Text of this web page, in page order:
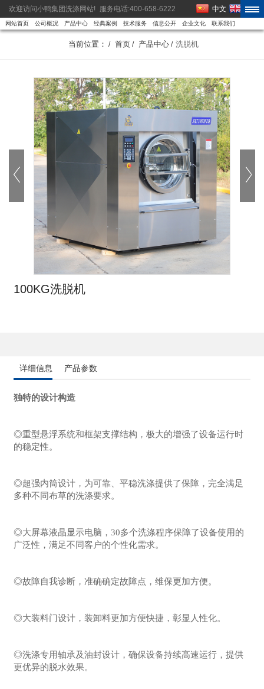
欢迎访问小鸭集团洗涤网站! 中文 EN
服务电话:400-658-6222
网站首页 公司概况 产品中心 经典案例 技术服务 信息公开 企业文化 联系我们
当前位置： / 首页 / 产品中心 / 洗脱机
100KG洗脱机
详细信息 产品参数
独特的设计构造
◎重型悬浮系统和框架支撑结构，极大的增强了设备运行时
的稳定性。
◎超强内筒设计，为可靠、平稳洗涤提供了保障，完全满足
多种不同布草的洗涤要求。
◎大屏幕液晶显示电脑，30多个洗涤程序保障了设备使用的
广泛性，满足不同客户的个性化需求。
◎故障自我诊断，准确确定故障点，维保更加方便。
◎大装料门设计，装卸料更加方便快捷，彰显人性化。
◎洗涤专用轴承及油封设计，确保设备持续高速运行，提供
更优异的脱水效果。